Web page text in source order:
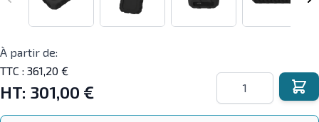
À partir de:
TTC : 361,20 €
HT: 301,00 €
Quantité